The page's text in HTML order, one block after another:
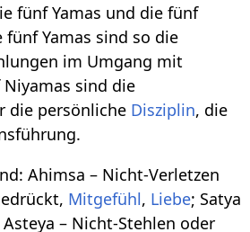
fünf Yamas und die fünf
fünf Yamas sind so die
im Umgang mit
sind die
die persönliche Disziplin, die
Ahimsa – Nicht-Verletzen
Mitgefühl, Liebe; Satya
– Nicht-Stehlen oder